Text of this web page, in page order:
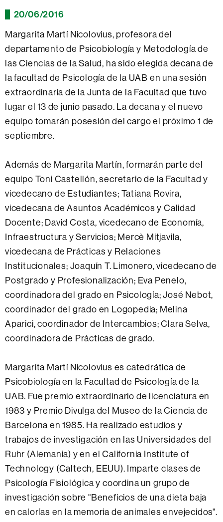
20/06/2016
Margarita Martí Nicolovius, profesora del
departamento de Psicobiología y Metodología de
las Ciencias de la Salud, ha sido elegida decana de
la facultad de Psicología de la UAB en una sesión
extraordinaria de la Junta de la Facultad que tuvo
lugar el 13 de junio pasado. La decana y el nuevo
equipo tomarán posesión del cargo el próximo 1 de
septiembre.
Además de Margarita Martín, formarán parte del
equipo Toni Castellón, secretario de la Facultad y
vicedecano de Estudiantes; Tatiana Rovira,
vicedecana de Asuntos Académicos y Calidad
Docente; David Costa, vicedecano de Economía,
Infraestructura y Servicios; Mercè Mitjavila,
vicedecana de Prácticas y Relaciones
Institucionales; Joaquín T. Limonero, vicedecano de
Postgrado y Profesionalización; Eva Penelo,
coordinadora del grado en Psicología; José Nebot,
coordinador del grado en Logopedia; Melina
Aparici, coordinador de Intercambios; Clara Selva,
coordinadora de Prácticas de grado.
Margarita Martí Nicolovius es catedrática de
Psicobiología en la Facultad de Psicología de la
UAB. Fue premio extraordinario de licenciatura en
1983 y Premio Divulga del Museo de la Ciencia de
Barcelona en 1985. Ha realizado estudios y
trabajos de investigación en las Universidades del
Ruhr (Alemania) y en el California Institute of
Technology (Caltech, EEUU). Imparte clases de
Psicología Fisiológica y coordina un grupo de
investigación sobre "Beneficios de una dieta baja
en calorías en la memoria de animales envejecidos".